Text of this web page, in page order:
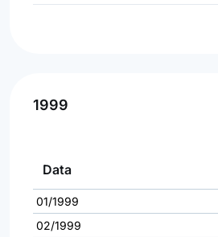
1999
Data
01/1999
02/1999